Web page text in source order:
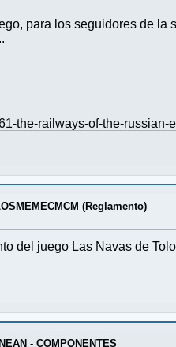
para los seguidores de
the-railways-of-the-russian-
(Reglamento)
del juego Las Navas de
- COMPONENTES